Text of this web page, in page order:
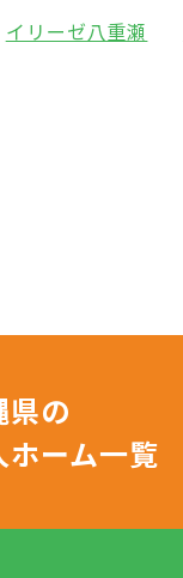
イリーゼ八重瀬
県の
ホーム一覧